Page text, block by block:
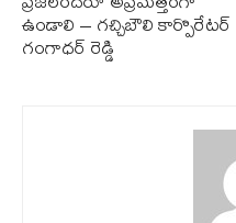
ఉండాలి – గచ్చిబౌలి కార్పొరేటర్
గంగాధర్ రెడ్డి